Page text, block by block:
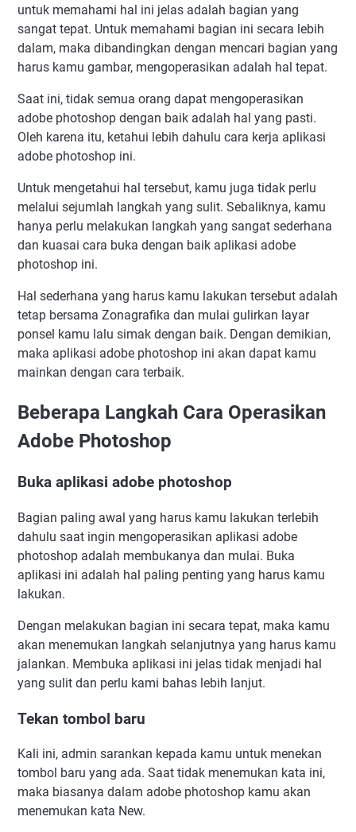
untuk memahami hal ini jelas adalah bagian yang
sangat tepat. Untuk memahami bagian ini secara lebih
dalam, maka dibandingkan dengan mencari bagian yang
harus kamu gambar, mengoperasikan adalah hal tepat.
Saat ini, tidak semua orang dapat mengoperasikan
adobe photoshop dengan baik adalah hal yang pasti.
Oleh karena itu, ketahui lebih dahulu cara kerja aplikasi
adobe photoshop ini.
Untuk mengetahui hal tersebut, kamu juga tidak perlu
melalui sejumlah langkah yang sulit. Sebaliknya, kamu
hanya perlu melakukan langkah yang sangat sederhana
dan kuasai cara buka dengan baik aplikasi adobe
photoshop ini.
Hal sederhana yang harus kamu lakukan tersebut adalah
tetap bersama Zonagrafika dan mulai gulirkan layar
ponsel kamu lalu simak dengan baik. Dengan demikian,
maka aplikasi adobe photoshop ini akan dapat kamu
mainkan dengan cara terbaik.
Beberapa Langkah Cara Operasikan
Adobe Photoshop
Buka aplikasi adobe photoshop
Bagian paling awal yang harus kamu lakukan terlebih
dahulu saat ingin mengoperasikan aplikasi adobe
photoshop adalah membukanya dan mulai. Buka
aplikasi ini adalah hal paling penting yang harus kamu
lakukan.
Dengan melakukan bagian ini secara tepat, maka kamu
akan menemukan langkah selanjutnya yang harus kamu
jalankan. Membuka aplikasi ini jelas tidak menjadi hal
yang sulit dan perlu kami bahas lebih lanjut.
Tekan tombol baru
Kali ini, admin sarankan kepada kamu untuk menekan
tombol baru yang ada. Saat tidak menemukan kata ini,
maka biasanya dalam adobe photoshop kamu akan
menemukan kata New.